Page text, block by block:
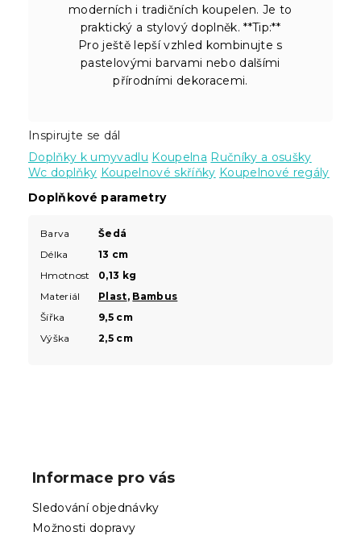
moderních i tradičních koupelen. Je to
praktický a stylový doplněk. **Tip:**
Pro ještě lepší vzhled kombinujte s
pastelovými barvami nebo dalšími
přírodními dekoracemi.
Inspirujte se dál
Doplňky k umyvadlu Koupelna Ručníky a osušky
Wc doplňky Koupelnové skříňky Koupelnové regály
Doplňkové parametry
Barva
Šedá
Délka
13 cm
Hmotnost
0,13 kg
Materiál
Plast, Bambus
Šířka
9,5 cm
Výška
2,5 cm
Informace pro vás
Sledování objednávky
Možnosti dopravy